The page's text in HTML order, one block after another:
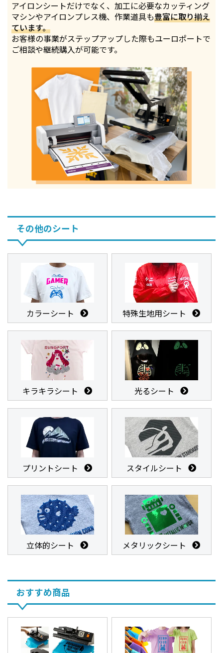
アイロンシートだけでなく、加工に必要なカッティング
マシンやアイロンプレス機、作業道具も豊富に取り揃え
ています。
お客様の事業がステップアップした際もユーロポートで
ご相談や継続購入が可能です。
その他のシート
カラーシート 特殊生地用シート
キラキラシート 光るシート
プリントシート スタイルシート
立体的シート メタリックシート
おすすめ商品